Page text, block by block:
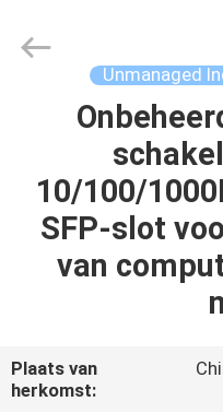
PRODUCTEN
ONGEVEER
FABRIEKSREIS
Technology
Co.,Ltd.
Unmanaged
10/100/
SFP-slot
van
Plaats van
herkomst: